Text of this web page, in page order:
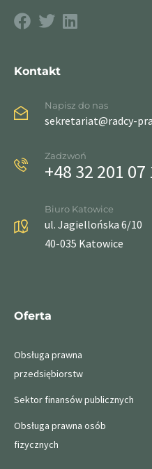
Kontakt
Napisz do nas
sekretariat@radcy-
Zadzwoń
+48 32 201 07
Biuro Katowice
ul. Jagiellońska 6/10
40-035 Katowice
Oferta
Obsługa prawna
przedsiębiorstw
Sektor finansów publicznych
Obsługa prawna osób
fizycznych